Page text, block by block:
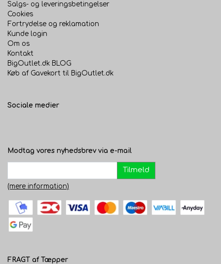
Salgs- og leveringsbetingelser
Cookies
Fortrydelse og reklamation
Kunde login
Om os
Kontakt
BigOutlet.dk BLOG
Køb af Gavekort til BigOutlet.dk
Sociale medier
Modtag vores nyhedsbrev via e-mail
Tilmeld
(mere information)
FRAGT af Tæpper